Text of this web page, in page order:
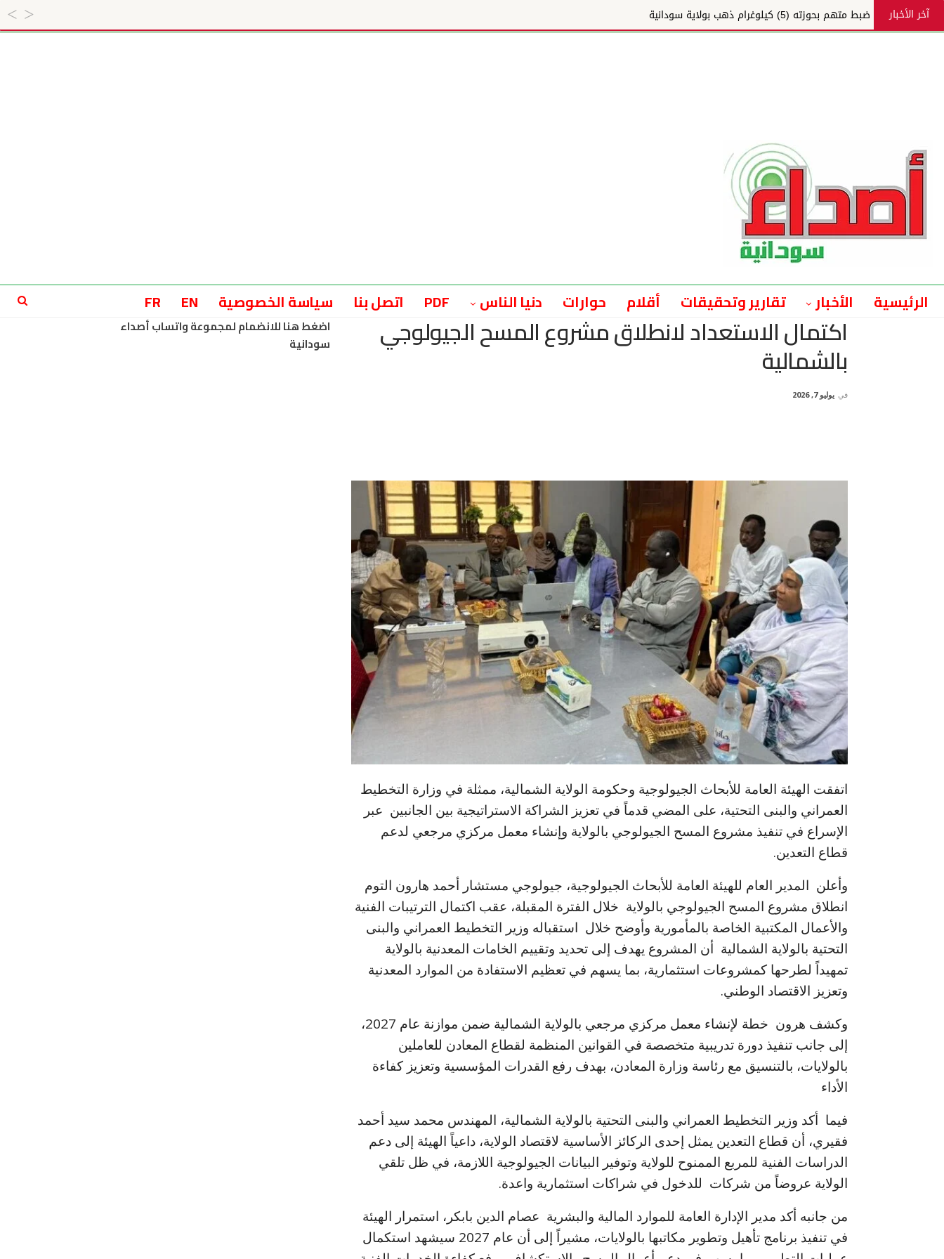
آخر الأخبار ضبط متهم بحوزته (5) كيلوغرام ذهب بولاية سودانية
الرئيسية الأخبار تقارير وتحقيقات أقلام حوارات دنيا الناس PDF اتصل بنا سياسة الخصوصية EN
FR
اكتمال الاستعداد لانطلاق مشروع المسح الجيولوجي
بالشمالية
في يوليو 7, 2026
اتفقت الهيئة العامة للأبحاث الجيولوجية وحكومة الولاية الشمالية، ممثلة في وزارة التخطيط
العمراني والبنى التحتية، على المضي قدماً في تعزيز الشراكة الاستراتيجية بين الجانبين عبر
الإسراع في تنفيذ مشروع المسح الجيولوجي بالولاية وإنشاء معمل مركزي مرجعي لدعم
قطاع التعدين.
وأعلن المدير العام للهيئة العامة للأبحاث الجيولوجية، جيولوجي مستشار أحمد هارون التوم
انطلاق مشروع المسح الجيولوجي بالولاية خلال الفترة المقبلة، عقب اكتمال الترتيبات الفنية
والأعمال المكتبية الخاصة بالمأمورية وأوضح خلال استقباله وزير التخطيط العمراني والبنى
التحتية بالولاية الشمالية أن المشروع يهدف إلى تحديد وتقييم الخامات المعدنية بالولاية
تمهيداً لطرحها كمشروعات استثمارية، بما يسهم في تعظيم الاستفادة من الموارد المعدنية
وتعزيز الاقتصاد الوطني.
وكشف هرون خطة لإنشاء معمل مركزي مرجعي بالولاية الشمالية ضمن موازنة عام 2027،
إلى جانب تنفيذ دورة تدريبية متخصصة في القوانين المنظمة لقطاع المعادن للعاملين
بالولايات، بالتنسيق مع رئاسة وزارة المعادن، بهدف رفع القدرات المؤسسية وتعزيز كفاءة
الأداء
فيما أكد وزير التخطيط العمراني والبنى التحتية بالولاية الشمالية، المهندس محمد سيد أحمد
فقيري، أن قطاع التعدين يمثل إحدى الركائز الأساسية لاقتصاد الولاية، داعياً الهيئة إلى دعم
الدراسات الفنية للمربع الممنوح للولاية وتوفير البيانات الجيولوجية اللازمة، في ظل تلقي
الولاية عروضاً من شركات للدخول في شراكات استثمارية واعدة.
من جانبه أكد مدير الإدارة العامة للموارد المالية والبشرية عصام الدين بابكر، استمرار الهيئة
في تنفيذ برنامج تأهيل وتطوير مكاتبها بالولايات، مشيراً إلى أن عام 2027 سيشهد استكمال
اضغط هنا للانضمام لمجموعة واتساب أصداء
سودانية